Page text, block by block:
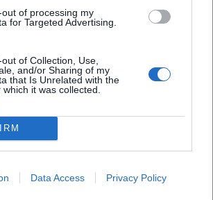
of processing my
for Targeted Advertising.
of Collection, Use,
and/or Sharing of my
that Is Unrelated with the
it was collected.
Data Access Privacy Policy
Diese Infrastruktur hält Wolfs
und schafft neue Zugänge für
und Leser.
laufend Neuausgaben und editorische
Texte für die Gegenwart aufbereiten.
Ausstellungen und Konferenzen –
oder thematischen Schwerpunkten –
Relevanz. So bleibt Wolf nicht
bedeutsam, sondern auch
Frieden und